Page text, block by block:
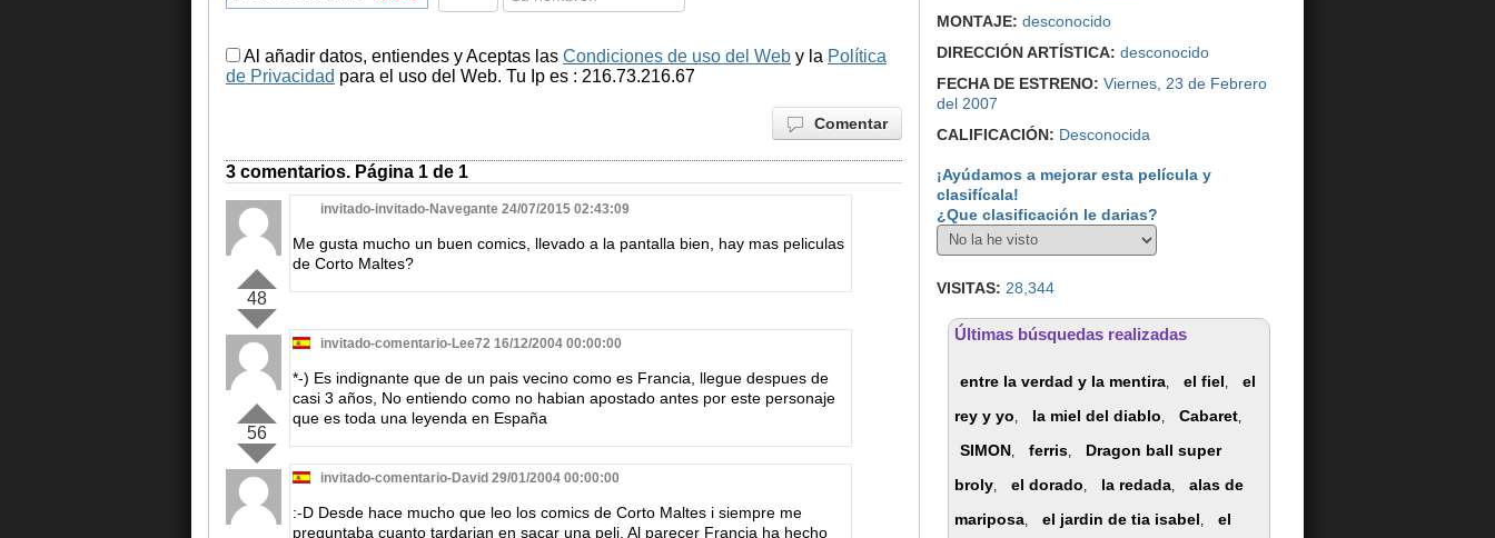
Al añadir datos, entiendes y Aceptas las Condiciones de uso del Web y la Política
de Privacidad para el uso del Web. Tu Ip es : 216.73.216.67
Comentar
3 comentarios. Página 1 de 1
48
invitado-invitado-Navegante 24/07/2015 02:43:09
Me gusta mucho un buen comics, llevado a la pantalla bien, hay mas peliculas
de Corto Maltes?
56
invitado-comentario-Lee72 16/12/2004 00:00:00
*-) Es indignante que de un pais vecino como es Francia, llegue despues de
casi 3 años, No entiendo como no habian apostado antes por este personaje
que es toda una leyenda en España
invitado-comentario-David 29/01/2004 00:00:00
:-D Desde hace mucho que leo los comics de Corto Maltes i siempre me
preguntaba cuanto tardarian en sacar una peli. Al parecer Francia ha hecho
MONTAJE: desconocido
DIRECCIÓN ARTÍSTICA: desconocido
FECHA DE ESTRENO: Viernes, 23 de Febrero
del 2007
CALIFICACIÓN: Desconocida
¡Ayúdamos a mejorar esta película y
clasifícala!
¿Que clasificación le darias?
VISITAS: 28,344
Últimas búsquedas realizadas
entre la verdad y la mentira, el fiel,
el
rey y yo, la miel del diablo, Cabaret,
SIMON, ferris,
Dragon ball super
broly, el dorado, la redada,
alas de
mariposa, el jardin de tia isabel, el